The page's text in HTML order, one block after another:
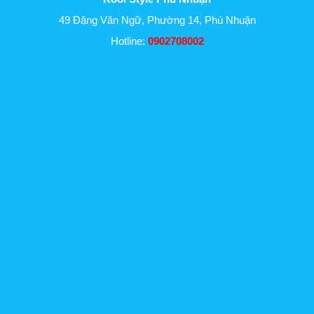
49 Đặng Văn Ngữ, Phường 14, Phú Nhuận
Hotline: 0902708002